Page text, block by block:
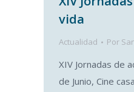
vida
Actualidad Por
XIV Jornadas de
de Junio, Cine